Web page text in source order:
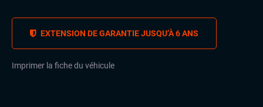
EXTENSION DE GARANTIE JUSQU’À 6 ANS
Imprimer la fiche du véhicule